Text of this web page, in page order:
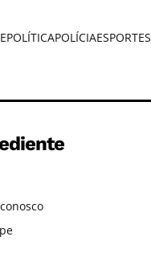
POLÍTICAPOLÍCIAESPORTES